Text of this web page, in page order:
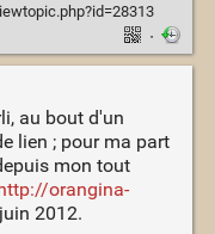
·
au bout d'un
lien ; pour ma part
mon tout
http://orangina-
2012.